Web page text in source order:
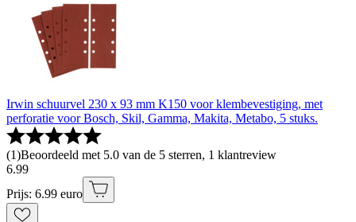
Irwin schuurvel 230 x 93 mm K150 voor klembevestiging, met
perforatie voor Bosch, Skil, Gamma, Makita, Metabo, 5 stuks.
(1)Beoordeeld met 5.0 van de 5 sterren, 1 klantreview
6.99
Prijs: 6.99 euro